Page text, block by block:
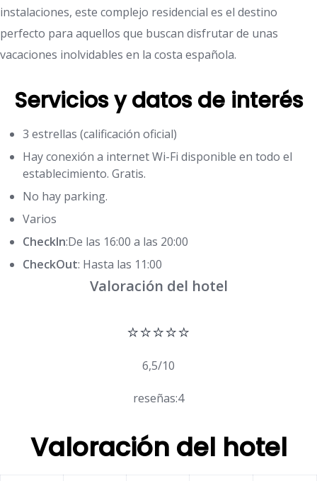
instalaciones, este complejo residencial es el destino
perfecto para aquellos que buscan disfrutar de unas
vacaciones inolvidables en la costa española.
Servicios y datos de interés
3 estrellas (calificación oficial)
Hay conexión a internet Wi-Fi disponible en todo el
establecimiento. Gratis.
No hay parking.
Varios
CheckIn:De las 16:00 a las 20:00
CheckOut: Hasta las 11:00
Valoración del hotel
⭐⭐⭐⭐⭐
6,5/10
reseñas:4
Valoración del hotel